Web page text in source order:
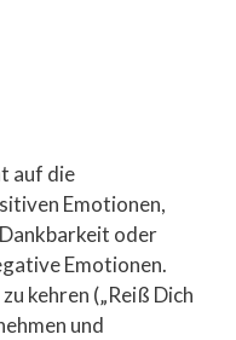
auf die
Emotionen,
oder
Emotionen.
kehren („Reiß Dich
und